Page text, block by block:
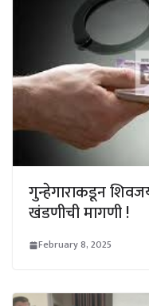
गुन्हेगाराकडून
खंडणीची मागणी !
February 8, 2025